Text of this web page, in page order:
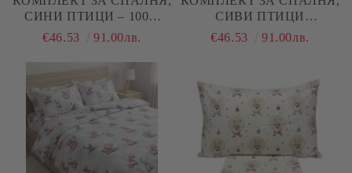
СИНИ ПТИЦИ – 100%
НАТУРАЛЕН ПАМУК
€46.53 91.00лв.
СИВИ ПТИЦИ
АБСТРАКТ – 100%
€46.53 91.00лв.